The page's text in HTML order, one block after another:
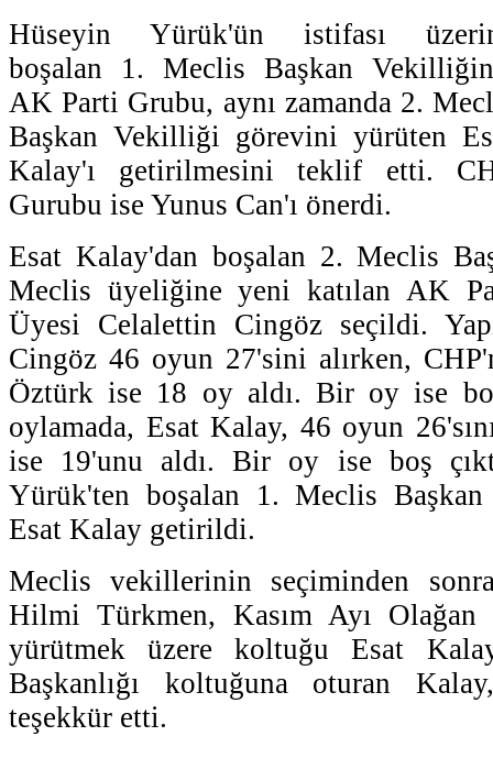
Hüseyin Yürük'ün istifası
boşalan 1. Meclis Başkan
AK Parti Grubu, aynı zamanda 2.
Başkan Vekilliği görevini yürüten
Kalay'ı getirilmesini teklif etti.
Gurubu ise Yunus Can'ı önerdi.
Esat Kalay'dan boşalan 2. Meclis
Meclis üyeliğine yeni katılan AK
Üyesi Celalettin Cingöz seçildi.
Cingöz 46 oyun 27'sini alırken,
Öztürk ise 18 oy aldı. Bir oy ise
oylamada, Esat Kalay, 46 oyun
ise 19'unu aldı. Bir oy ise boş
Yürük'ten boşalan 1. Meclis
Esat Kalay getirildi.
Meclis vekillerinin seçiminden
Hilmi Türkmen, Kasım Ayı Olağan
yürütmek üzere koltuğu Esat
Başkanlığı koltuğuna oturan
teşekkür etti.